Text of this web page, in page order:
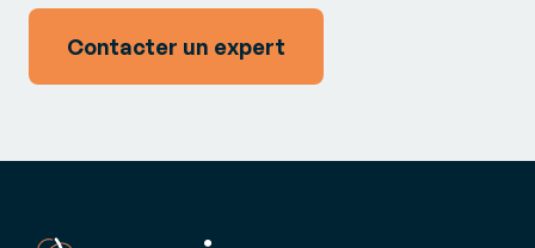
Contacter un expert